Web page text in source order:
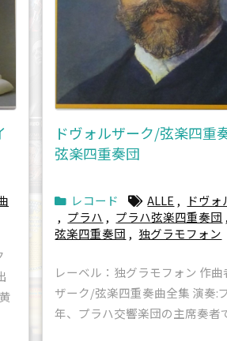
ドヴォルザーク/弦楽四重
弦楽四重奏団
レコード ALLE , ドヴォ
, プラハ , プラハ弦楽四重奏団 ,
弦楽四重奏団 , 独グラモフォン
レーベル：独グラモフォン 作
ザーク/弦楽四重奏曲全集 演奏:
年、プラハ交響楽団の主席奏者